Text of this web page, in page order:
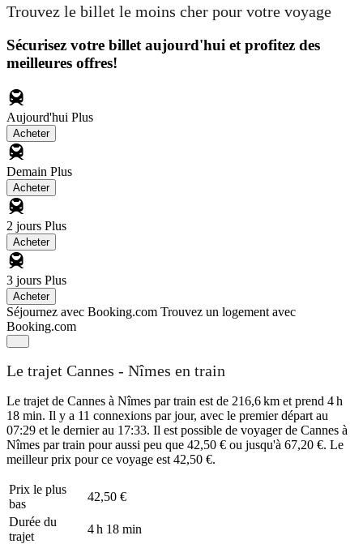
Trouvez le billet le moins cher pour votre voyage
Sécurisez votre billet aujourd'hui et profitez des
meilleures offres!
Aujourd'hui Plus
Acheter
Demain Plus
Acheter
2 jours Plus
Acheter
3 jours Plus
Acheter
Séjournez avec Booking.com Trouvez un logement avec
Booking.com
Le trajet Cannes - Nîmes en train
Le trajet de Cannes à Nîmes par train est de 216,6 km et prend 4 h
18 min. Il y a 11 connexions par jour, avec le premier départ au
07:29 et le dernier au 17:33. Il est possible de voyager de Cannes à
Nîmes par train pour aussi peu que 42,50 € ou jusqu'à 67,20 €. Le
meilleur prix pour ce voyage est 42,50 €.
Prix ​​le plus
bas
42,50 €
Durée du
trajet
4 h 18 min